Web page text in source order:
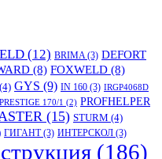
(12) BRIMA(3) DEFORT
(8) FOXWELD (8)
(4) GYS (9) IN 160 (3) IRGP4068D
PRESTIGE 170/1 (2) PROFHELPER
(15) STURM (4)
ГИГАНТ(3) ИНТЕРСКОЛ (3)
(186)